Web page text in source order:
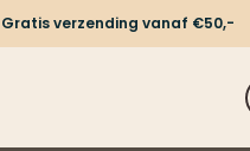
Gratis verzending vanaf €50,-